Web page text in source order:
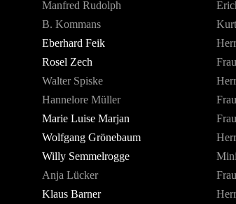
Manfred Rudolph
B. Kommans
Eberhard Feik
Rosel Zech
Walter Spiske
Hannelore Müller
Marie Luise Marjan
Wolfgang Grönebaum
Willy Semmelrogge
Anja Lücker
Klaus Barner